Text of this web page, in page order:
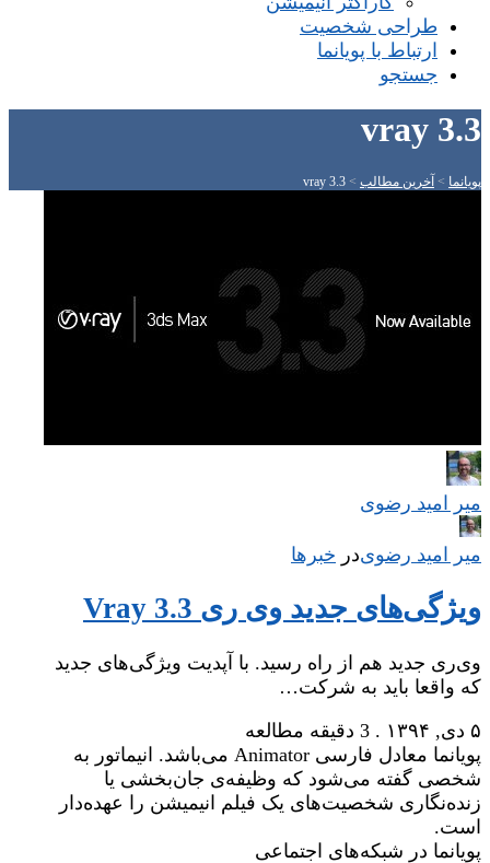
طراحی شخصیت
ارتباط با پویانما
جستجو
vray 3.3
پویانما > آخرین مطالب >
vray 3.3
میر امید رضوی
میر امید رضویدر خبرها
ویژگی‌های جدید وی ری Vray 3.3
وی‌ری جدید هم از راه رسید. با آپدیت ویژگی‌های جدید
که واقعا باید به شرکت…
۵ دی, ۱۳۹۴
. 3 دقیقه مطالعه
پویانما معادل فارسی Animator می‌باشد. انیماتور به
شخصی گفته می‌شود که وظیفه‌ی جان‌بخشی یا
زنده‌نگاری شخصیت‌های یک فیلم انیمیشن را عهده‌دار
است.
پویانما در شبکه‌های اجتماعی